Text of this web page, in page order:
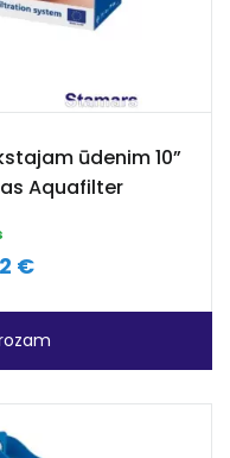
ūdenim 10”
Aquafilter
€